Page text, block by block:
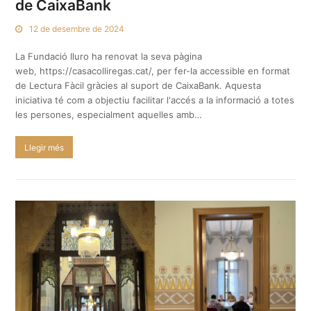
de CaixaBank
12 de desembre de 2024
La Fundació Iluro ha renovat la seva pàgina
web, https://casacolliregas.cat/, per fer-la accessible en format
de Lectura Fàcil gràcies al suport de CaixaBank. Aquesta
iniciativa té com a objectiu facilitar l'accés a la informació a totes
les persones, especialment aquelles amb…
Llegir més